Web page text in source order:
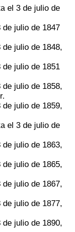
el 3 de julio de
julio de 1847
julio de 1848,
julio de 1851
julio de 1858,
julio de 1859,
el 3 de julio de
julio de 1863,
julio de 1865,
julio de 1867,
julio de 1877,
julio de 1890,